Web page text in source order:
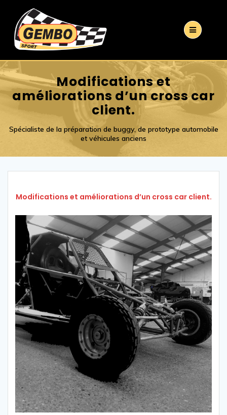
Modifications et
améliorations d’un cross car
client.
Spécialiste de la préparation de buggy, de prototype automobile
et véhicules anciens
Modifications et améliorations d’un cross car client.